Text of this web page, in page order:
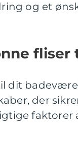
og et
dit
der
faktorer